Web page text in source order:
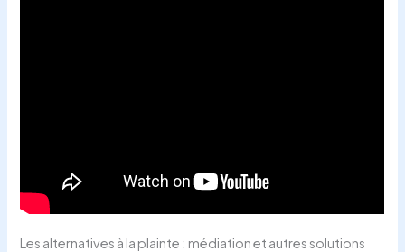
Les alternatives à la plainte : médiation et autres solutions